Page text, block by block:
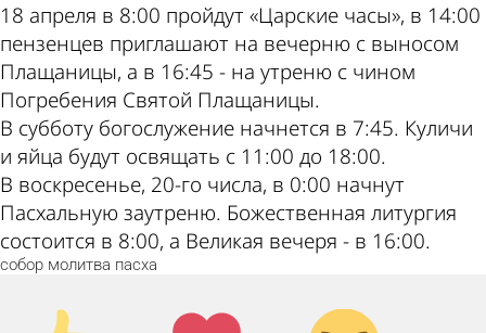
18 апреля в 8:00 пройдут «Царские часы», в 14:00
пензенцев приглашают на вечерню с выносом
Плащаницы, а в 16:45 - на утреню с чином
Погребения Святой Плащаницы.
В субботу богослужение начнется в 7:45. Куличи
и яйца будут освящать с 11:00 до 18:00.
В воскресенье, 20-го числа, в 0:00 начнут
Пасхальную заутреню. Божественная литургия
состоится в 8:00, а Великая вечеря - в 16:00.
собор молитва пасха
Палец
Лайк!
Дикий